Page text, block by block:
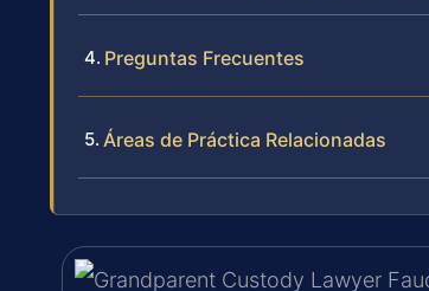
Preguntas Frecuentes
Áreas de Práctica Relacionadas